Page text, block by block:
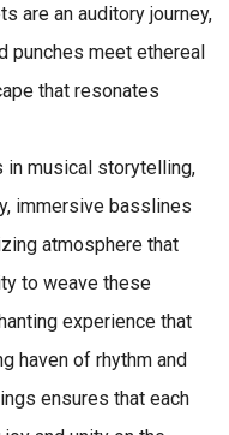
are an auditory journey,
punches meet ethereal
that resonates
in musical storytelling,
immersive basslines
atmosphere that
to weave these
experience that
haven of rhythm and
ensures that each